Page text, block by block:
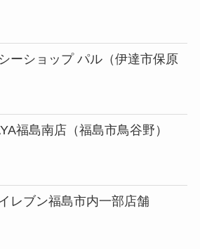
ーショップ パル（伊達市保原
福島南店（福島市鳥谷野）
レブン福島市内一部店舗